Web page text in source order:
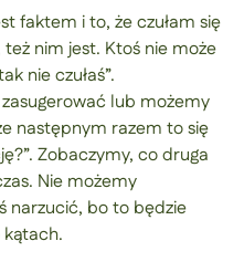
faktem i to, że czułam się
nim jest. Ktoś nie może
nie czułaś”.
lub możemy
następnym razem to się
Zobaczymy, co druga
Nie możemy
narzucić, bo to będzie